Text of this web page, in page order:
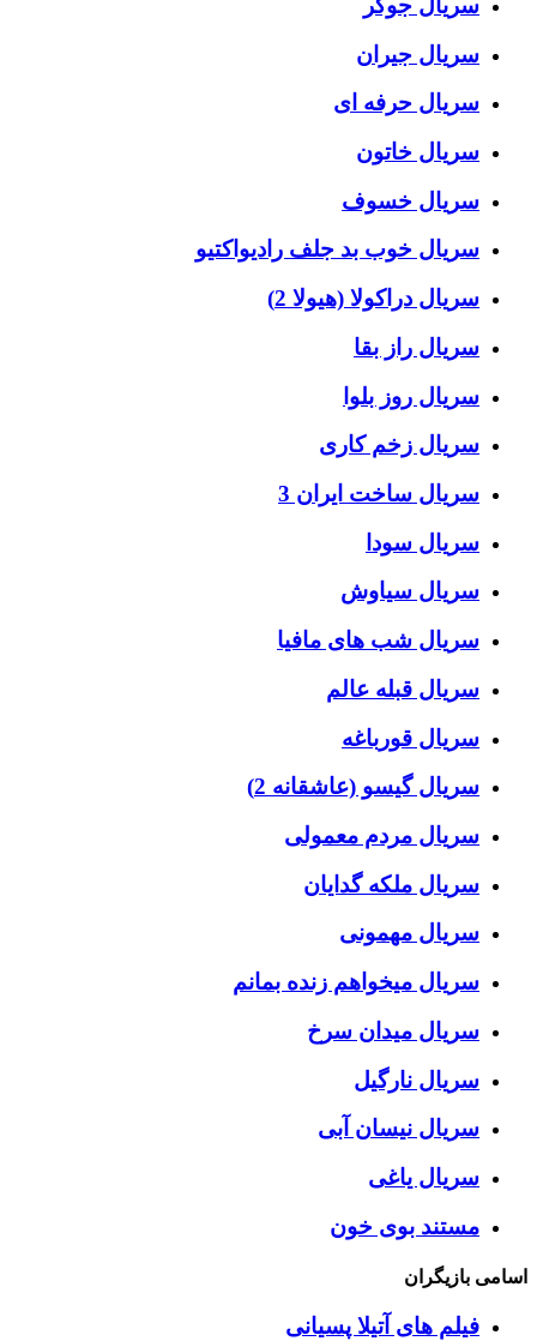
سریال جوکر
سریال جیران
سریال حرفه ای
سریال خاتون
سریال خسوف
سریال خوب بد جلف رادیواکتیو
سریال دراکولا (هیولا 2)
سریال راز بقا
سریال روز بلوا
سریال زخم کاری
سریال ساخت ایران 3
سریال سودا
سریال سیاوش
سریال شب های مافیا
سریال قبله عالم
سریال قورباغه
سریال گیسو (عاشقانه 2)
سریال مردم معمولی
سریال ملکه گدایان
سریال مهمونی
سریال میخواهم زنده بمانم
سریال میدان سرخ
سریال نارگیل
سریال نیسان آبی
سریال یاغی
مستند بوی خون
اسامی بازیگران
فیلم های آتیلا پسیانی